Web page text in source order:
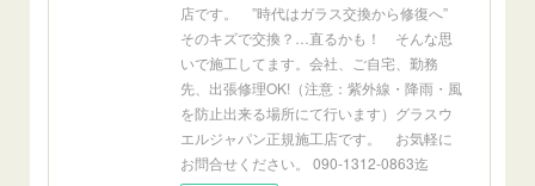
店です。 ”時代はガラス交換から修復へ”
そのキズで交換？…直るかも！ そんな思
いで施工してます。会社、ご自宅、勤務
先、出張修理OK!（注意：紫外線・降雨・風
を防止出来る場所にて行います）グラスウ
エルジャパン正規施工店です。 お気軽に
お問合せください。 090-1312-0863迄